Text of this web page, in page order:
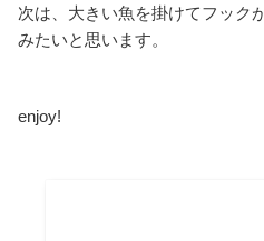
次は、大きい魚を掛けてフック
みたいと思います。
enjoy!